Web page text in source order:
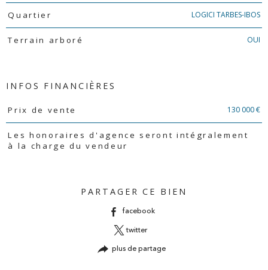
Quartier LOGICI TARBES-IBOS
Terrain arboré OUI
INFOS FINANCIÈRES
Caractéristiques Valeurs
Prix de vente 130 000 €
Les honoraires d'agence seront intégralement
à la charge du vendeur
PARTAGER CE BIEN
facebook
twitter
plus de partage